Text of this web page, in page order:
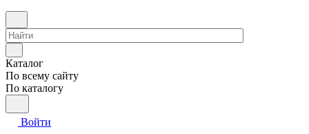
Каталог
По всему сайту
По каталогу
Войти